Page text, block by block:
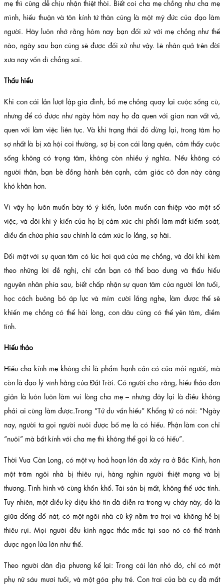
mẹ thì cũng dễ chịu nhận thiệt thòi. Biết coi cha mẹ chồng như cha mẹ
mình, hiếu thuận và tôn kính tứ thân cũng là một mỹ đức của đạo làm
người. Hãy luôn nhớ rằng hôm nay bạn đối xử với mẹ chồng như thế
nào, ngày sau bạn cũng sẽ được đối xử như vậy. Lẽ nhân quả trên đời
xưa nay vốn dĩ chẳng sai.
Thấu hiểu
Khi con cái lần lượt lập gia đình, bố mẹ chồng quay lại cuộc sống cũ,
nhưng để có được như ngày hôm nay họ đã quen với gian nan vất vả,
quen với làm việc liên tục. Và khi trạng thái đó dừng lại, trong tâm họ
sợ nhất là bị xã hội coi thường, sợ bị con cái lãng quên, cảm thấy cuộc
sống không có trọng tâm, không còn nhiều ý nghĩa. Nếu không có
người thân, bạn bè đồng hành bên cạnh, cảm giác cô đơn này càng
khó khăn hơn.
Vì vậy họ luôn muốn bày tỏ ý kiến, luôn muốn can thiệp vào một số
việc, và đôi khi ý kiến của họ bị cảm xúc chi phối làm mất kiểm soát,
điều ẩn chứa phía sau chính là cảm xúc lo lắng, sợ hãi.
Đối mặt với sự quan tâm có lúc hơi quá của mẹ chồng, và đôi khi kèm
theo những lời đề nghị, chỉ cần bạn có thể bao dung và thấu hiểu
nguyên nhân phía sau, biết chấp nhận sự quan tâm của người lớn tuổi,
học cách buông bỏ áp lực và mỉm cười lắng nghe, làm được thế sẽ
khiến mẹ chồng có thể hài lòng, con dâu cũng có thể yên tâm, điềm
tĩnh.
Hiếu thảo
Hiếu cha kính mẹ không chỉ là phẩm hạnh cần có của mỗi người, mà
còn là đạo lý vĩnh hằng của Đất Trời. Có người cho rằng, hiếu thảo đơn
giản là luôn luôn làm vui lòng cha mẹ – nhưng đây lại là điều không
phải ai cũng làm được.Trong “Tử du vấn hiếu” Khổng tử có nói: “Ngày
nay, người ta gọi người nuôi được bố mẹ là có hiếu. Phận làm con chỉ
“nuôi” mà bất kính với cha mẹ thì không thể gọi là có hiếu”.
Thời Vua Càn Long, có một vụ hoả hoạn lớn đã xảy ra ở Bắc Kinh, hơn
một trăm ngôi nhà bị thiêu rụi, hàng nghìn người thiệt mạng và bị
thương. Tình hình vô cùng khốn khổ. Tài sản bị mất, không thể ước tính.
Tuy nhiên, một điều kỳ diệu khó tin đã diễn ra trong vụ cháy này, đó là
giữa đống đổ nát, có một ngôi nhà cũ kỹ nằm trơ trọi và không hề bị
thiêu rụi. Mọi người đều kinh ngạc thắc mắc tại sao nó có thể tránh
được ngọn lửa lớn như thế.
Theo người dân địa phương kể lại: Trong cái lán nhỏ đó, chỉ có một
phụ nữ sáu mươi tuổi, và một góa phụ trẻ. Con trai của bà cụ đã mất